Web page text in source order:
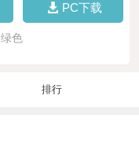
PC下载
色
排行